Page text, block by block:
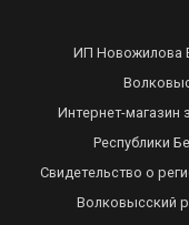
ИП Новожилова
Интернет-магазин
Республики
Свидетельство о
Волковысский